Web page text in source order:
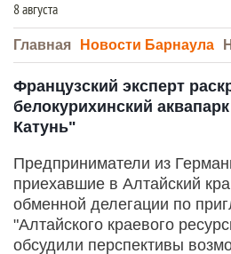
8 августа
Главная Новости Барнаула
Французский эксперт
белокурихинский
Катунь"
Предприниматели из
приехавшие в Алтайский
обменной делегации по
"Алтайского краевого
обсудили перспективы